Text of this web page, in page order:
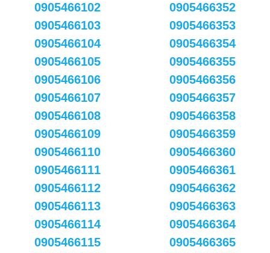
0905466102
0905466103
0905466104
0905466105
0905466106
0905466107
0905466108
0905466109
0905466110
0905466111
0905466112
0905466113
0905466114
0905466115
0905466352
0905466353
0905466354
0905466355
0905466356
0905466357
0905466358
0905466359
0905466360
0905466361
0905466362
0905466363
0905466364
0905466365